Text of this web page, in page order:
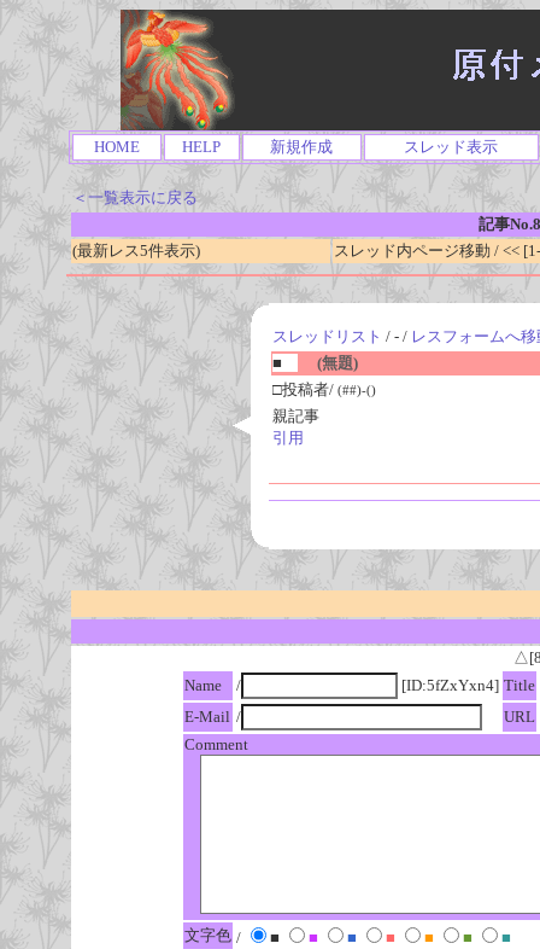
HOME HELP 新規作成 スレッド表示
＜一覧表示に戻る
記事
(最新レス5件表示)
スレッド内ページ移動 / <<
スレッドリスト / - / レスフォームへ移
■
(無題)
□投稿者/ (##)-()
親記事
引用
Name
/ [ID:5fZxYxn4] Title
E-Mail /
URL
Comment
文字色 / ■ ■ ■ ■ ■ ■
■